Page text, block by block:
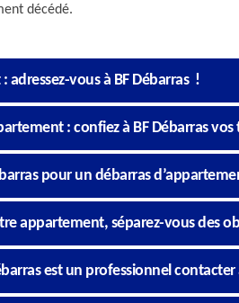
décédé.
adressez-vous à BF Débarras !
: confiez à BF Débarras
pour un débarras
appartement, séparez-vous des
est un professionnel contacter